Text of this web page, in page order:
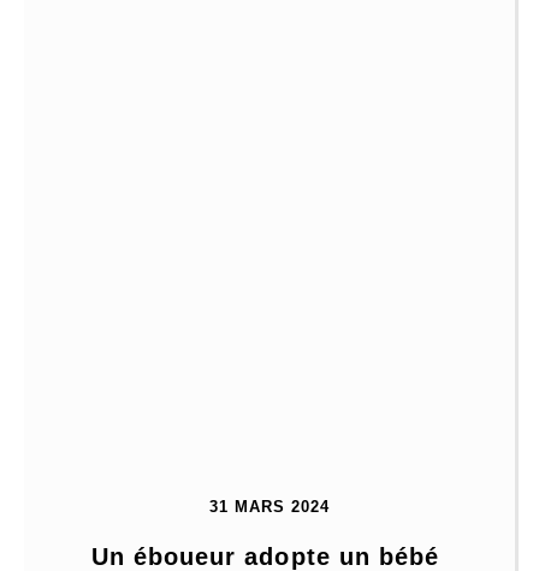
31 MARS 2024
Un éboueur adopte un bébé